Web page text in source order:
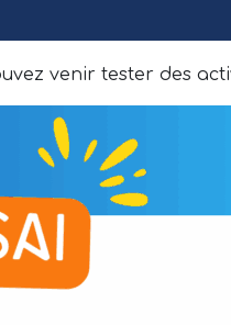
venir tester des